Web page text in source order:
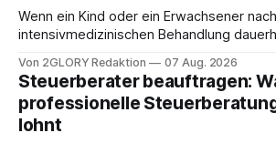
Wenn ein Kind oder ein Erwachsener
intensivmedizinischen Behandlung
angewiesen ist, stellt sich für Familien
Frage: Muss die Versorgung dauerhaft in
oder ist ein Leben zu Hause möglich? Die
Intensivpflege bietet genau diese
Von 2GLORY Redaktion 07 Aug. 2026
Steuerberater beauftragen:
professionelle
lohnt